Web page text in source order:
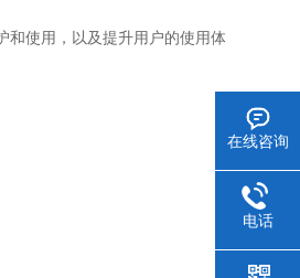
使用，以及提升用户的使用体
在线咨询
电话